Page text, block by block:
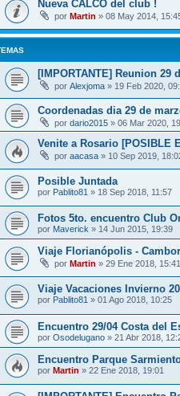
Nueva CALCO del club !
por Martin » 08 May 2014,
[IMPORTANTE] Reunion 29
por Alexjoma » 19 Feb 2020,
Coordenadas dia 29 de
por dario2015 » 06 Mar 2020,
Venite a Rosario [POSIBLE
por aacasa » 10 Sep 2019,
Posible Juntada
por Pablito81 » 18 Sep 2018, 11:57
Fotos 5to. encuentro Club
por Maverick » 14 Jun 2015, 19:39
Viaje Florianópolis -
por Martin » 29 Ene 2018, 15:41
Viaje Vacaciones Invierno
por Pablito81 » 01 Ago 2018, 10:25
Encuentro 29/04 Costa del
por Osodelugano » 21 Abr 2018,
Encuentro Parque
por Martin » 22 Ene 2018, 19:01